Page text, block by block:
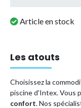
Article en stock
Les atouts
Choisissez la
piscine d'Intex. Vous
confort. Nos